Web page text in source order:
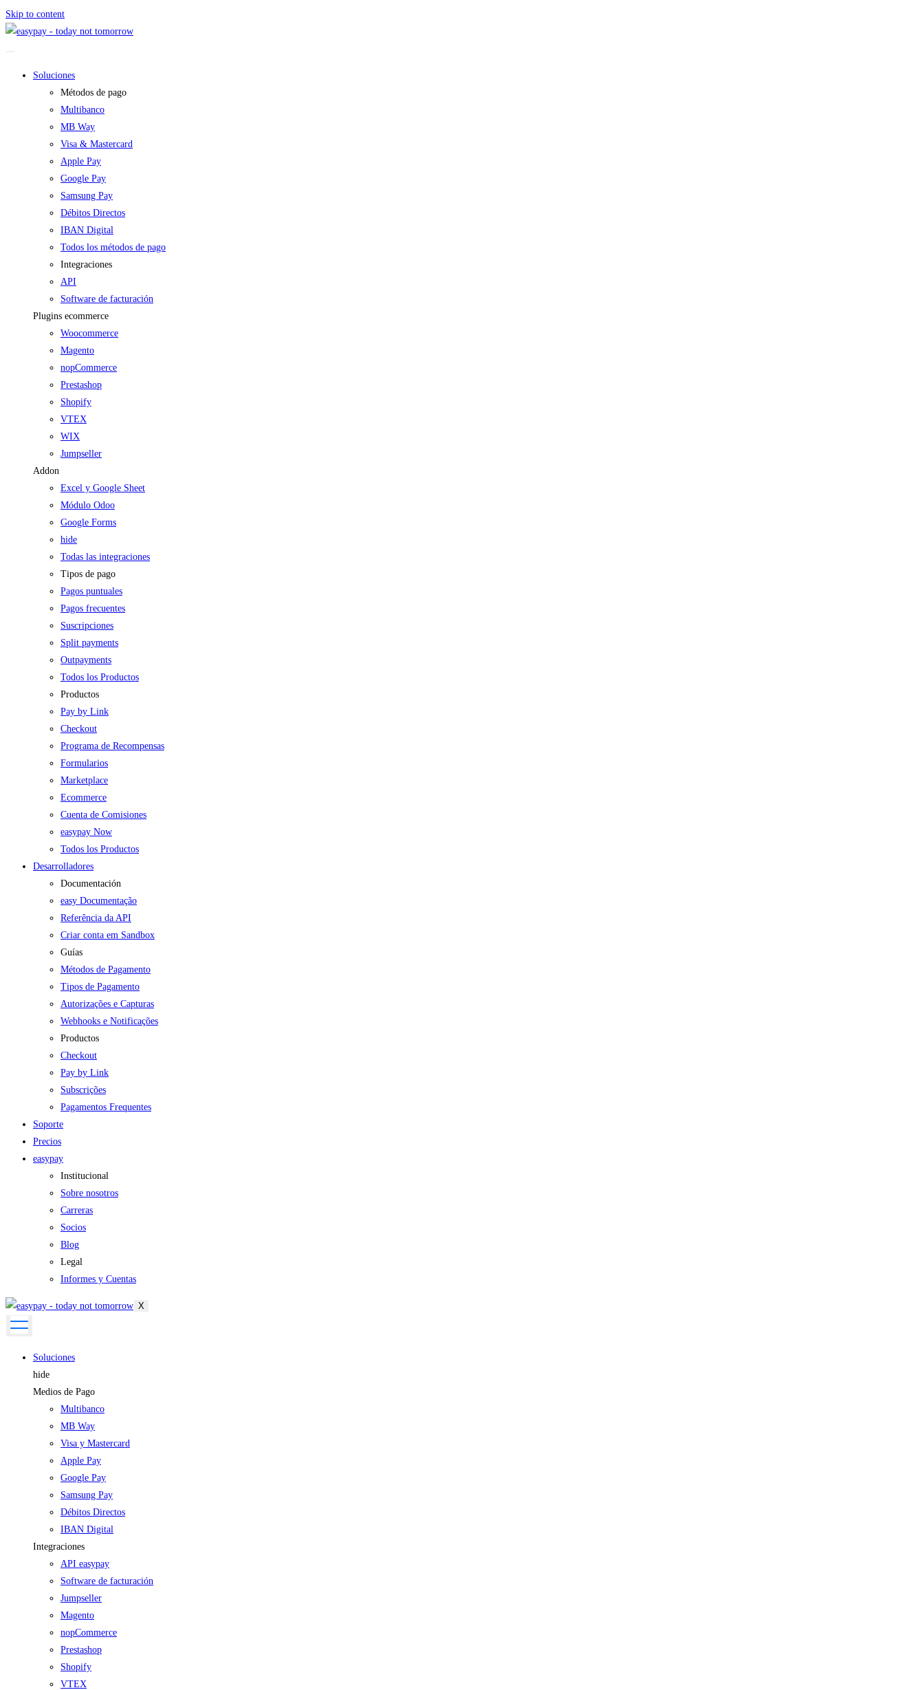
Skip to content
Soluciones
Métodos de pago
Multibanco
MB Way
Visa & Mastercard
Apple Pay
Google Pay
Samsung Pay
Débitos Directos
IBAN Digital
Todos los métodos de pago
Integraciones
API
Software de facturación
Plugins ecommerce
Woocommerce
Magento
nopCommerce
Prestashop
Shopify
VTEX
WIX
Jumpseller
Addon
Excel y Google Sheet
Módulo Odoo
Google Forms
hide
Todas las integraciones
Tipos de pago
Pagos puntuales
Pagos frecuentes
Suscripciones
Split payments
Outpayments
Todos los Productos
Productos
Pay by Link
Checkout
Programa de Recompensas
Formularios
Marketplace
Ecommerce
Cuenta de Comisiones
easypay Now
Todos los Productos
Desarrolladores
Documentación
easy Documentação
Referência da API
Criar conta em Sandbox
Guías
Métodos de Pagamento
Tipos de Pagamento
Autorizações e Capturas
Webhooks e Notificações
Productos
Checkout
Pay by Link
Subscrições
Pagamentos Frequentes
Soporte
Precios
easypay
Institucional
Sobre nosotros
Carreras
Socios
Blog
Legal
Informes y Cuentas
X
Soluciones
hide
Medios de Pago
Multibanco
MB Way
Visa y Mastercard
Apple Pay
Google Pay
Samsung Pay
Débitos Directos
IBAN Digital
Integraciones
API easypay
Software de facturación
Jumpseller
Magento
nopCommerce
Prestashop
Shopify
VTEX